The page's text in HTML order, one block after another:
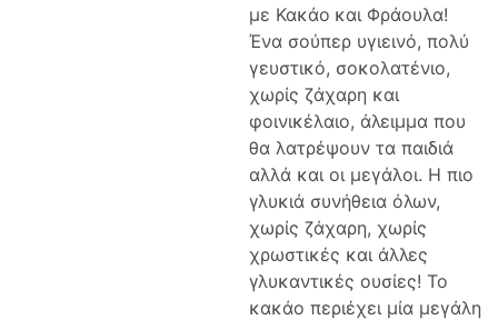
με Κακάο και Φράουλα!
Ένα σούπερ υγιεινό, πολύ
γευστικό, σοκολατένιο,
χωρίς ζάχαρη και
φοινικέλαιο, άλειμμα που
θα λατρέψουν τα παιδιά
αλλά και οι μεγάλοι. Η πιο
γλυκιά συνήθεια όλων,
χωρίς ζάχαρη, χωρίς
χρωστικές και άλλες
γλυκαντικές ουσίες! Το
κακάο περιέχει μία μεγάλη